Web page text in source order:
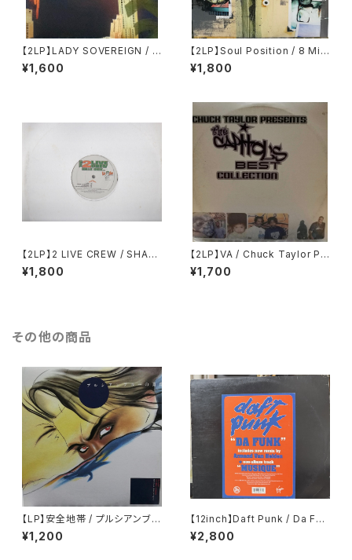
【2LP】LADY SOVEREIGN / V
ERTICALLY CHALLENGED
¥1,600
【2LP】Soul Position / 8 Milli
on Stories
¥1,800
【2LP】2 LIVE CREW / SHAKE
A LITTLE SOMETHIN'
¥1,800
【2LP】VA / Chuck Taylor Pr
esents: The Capitol's Best
Collection
¥1,700
その他の商品
【LP】安全地帯 / プルシアンブル
ーの肖像 オリジナル・サウンドト
ラック
¥1,200
【12inch】Daft Punk / Da Fun
k
¥2,800